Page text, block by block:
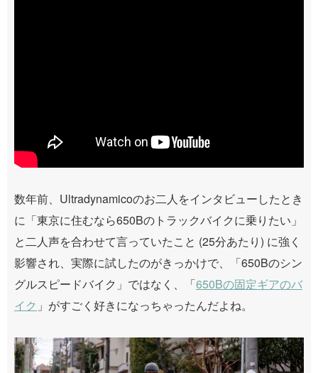
数年前、Ultradynamicoのお二人をインタビューしたとき
に「東京に住むなら650Bのトラックバイクに乗りたい」
と二人声を合わせて言っていたこと (25分あたり) に強く
影響され、実際に試したのがきっかけで、「650Bのシン
グルスピードバイク」ではなく、「650Bの固定ギアのバ
イク 」がすごく好きになっちゃったんだよね。